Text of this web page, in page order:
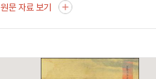
원문 자료 보기